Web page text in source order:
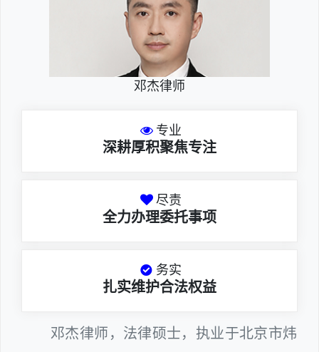
邓杰律师
专业
深耕厚积聚焦专注
尽责
全力办理委托事项
务实
扎实维护合法权益
邓杰律师，法律硕士，执业于北京市炜